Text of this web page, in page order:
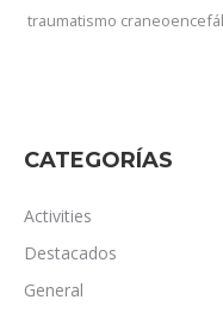
traumatismo
CATEGORÍAS
Activities
Destacados
General